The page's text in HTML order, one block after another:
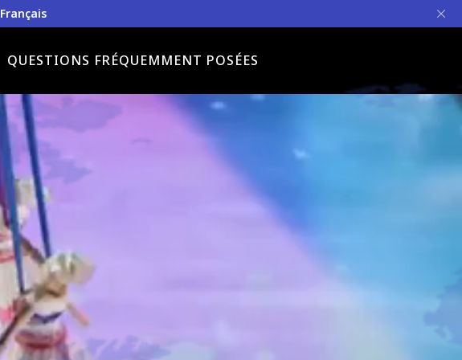
Français
QUESTIONS FRÉQUEMMENT POSÉES